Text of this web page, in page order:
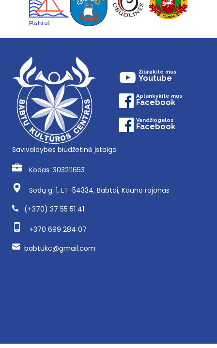
Žiūrėkite mus
Youtube
Aplankykite mus
Facebook
Vandžiogalos
Facebook
Savivaldybės biudžetinė įstaiga
Kodas: 303211653
Sodų g. 1, LT-54334, Babtai, Kauno rajonas
(+370) 37 55 51 41
+370 699 284 07
babtukc@gmail.com